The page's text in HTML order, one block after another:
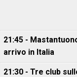
21:45 -
arrivo in Italia
21:30 - Tre club